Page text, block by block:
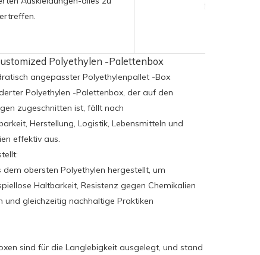
Polyethylen -Palettenbox
angepasster Polyethylenpallet -Box
Polyethylen -Palettenbox, der auf den
zugeschnitten ist, fällt nach
Herstellung, Logistik, Lebensmitteln und
effektiv aus.
obersten Polyethylen hergestellt, um
Haltbarkeit, Resistenz gegen Chemikalien
und gleichzeitig nachhaltige Praktiken
sind für die Langlebigkeit ausgelegt, und stand